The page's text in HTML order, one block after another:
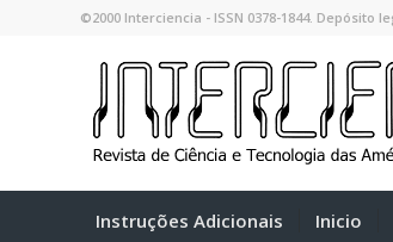
©2000 Interciencia - ISSN 0378-1844. Depósito
Instruções Adicionais Inicio